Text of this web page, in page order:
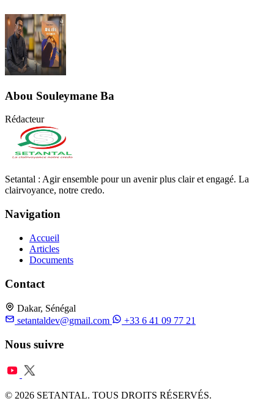
Abou Souleymane Ba
Rédacteur
Setantal : Agir ensemble pour un avenir plus clair et engagé. La
clairvoyance, notre credo.
Navigation
Accueil
Articles
Documents
Contact
Dakar, Sénégal
setantaldev@gmail.com
+33 6 41 09 77 21
Nous suivre
© 2026 SETANTAL. TOUS DROITS RÉSERVÉS.